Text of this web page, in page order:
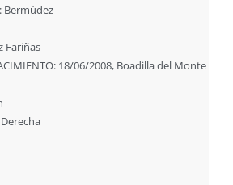
Bermúdez
Fariñas
18/06/2008, Boadilla del Monte